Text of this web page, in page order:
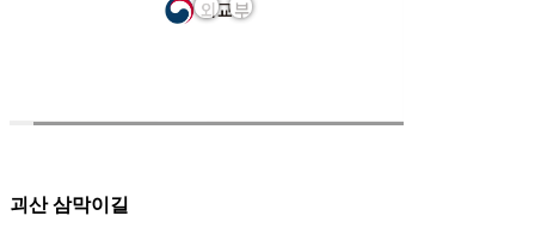
괴산 삼막이길